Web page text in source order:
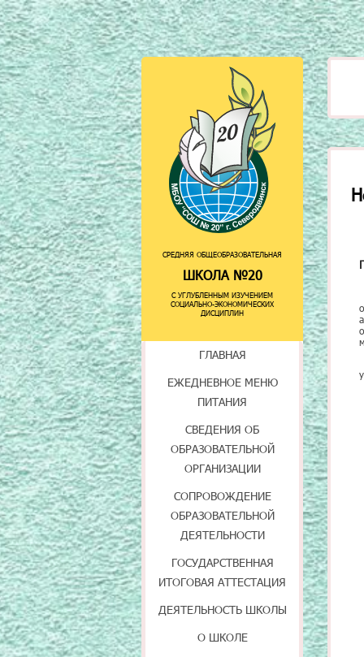
СРЕДНЯЯ ОБЩЕОБРАЗОВАТЕЛЬНАЯ
ШКОЛА №20
С УГЛУБЛЕННЫМ ИЗУЧЕНИЕМ
СОЦИАЛЬНО-ЭКОНОМИЧЕСКИХ
ДИСЦИПЛИН
ГЛАВНАЯ
ЕЖЕДНЕВНОЕ МЕНЮ
ПИТАНИЯ
СВЕДЕНИЯ ОБ
ОБРАЗОВАТЕЛЬНОЙ
ОРГАНИЗАЦИИ
СОПРОВОЖДЕНИЕ
ОБРАЗОВАТЕЛЬНОЙ
ДЕЯТЕЛЬНОСТИ
ГОСУДАРСТВЕННАЯ
ИТОГОВАЯ АТТЕСТАЦИЯ
ДЕЯТЕЛЬНОСТЬ ШКОЛЫ
О ШКОЛЕ